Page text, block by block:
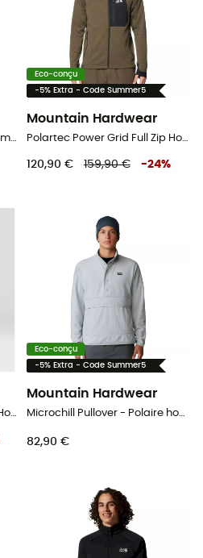
Microchill Hoody - Polaire homme
Eco-conçu
-5% Extra - Code Summer5
Mountain Hardwear
Polartec Power Grid Full Zip Hoody - Polaire homme
120,90 € 159,90 € -24%
Polartec Power Grid Full Zip Hoody - Polaire homme
Eco-conçu
-5% Extra - Code Summer5
Mountain Hardwear
Microchill Pullover - Polaire homme
82,90 €